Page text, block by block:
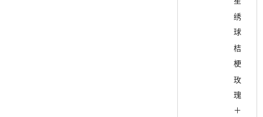
绣
球
桔
梗
玫
瑰
＋